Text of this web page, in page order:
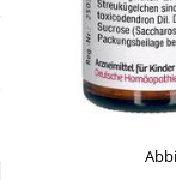
Sparsets
Mutter & Kind